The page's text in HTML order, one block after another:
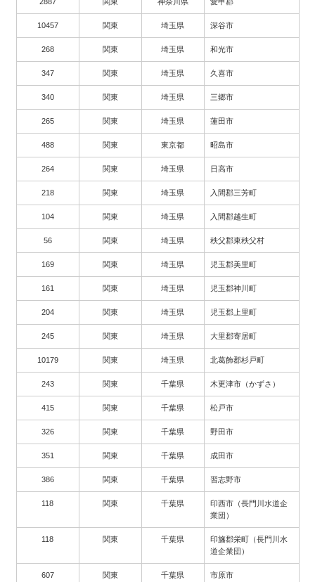
2887 関東 神奈川県 愛甲郡
10457 関東 埼玉県 深谷市
268 関東 埼玉県 和光市
347 関東 埼玉県 久喜市
340 関東 埼玉県 三郷市
265 関東 埼玉県 蓮田市
488 関東 東京都 昭島市
264 関東 埼玉県 日高市
218 関東 埼玉県 入間郡三芳町
104 関東 埼玉県 入間郡越生町
56 関東 埼玉県 秩父郡東秩父村
169 関東 埼玉県 児玉郡美里町
161 関東 埼玉県 児玉郡神川町
204 関東 埼玉県 児玉郡上里町
245 関東 埼玉県 大里郡寄居町
10179 関東 埼玉県 北葛飾郡杉戸町
243 関東 千葉県 木更津市（かずさ）
415 関東 千葉県 松戸市
326 関東 千葉県 野田市
351 関東 千葉県 成田市
386 関東 千葉県 習志野市
118 関東 千葉県
印西市（長門川水道企
業団）
118 関東 千葉県
印旛郡栄町（長門川水
道企業団）
607 関東 千葉県 市原市